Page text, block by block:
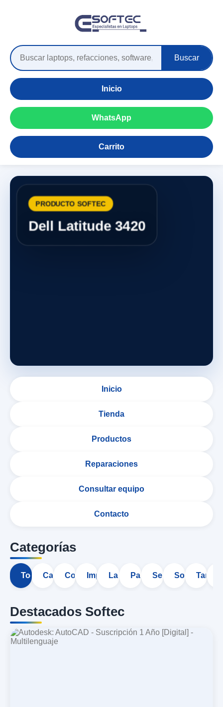
Buscar
Inicio
WhatsApp
Carrito
Dell Latitude 3420
Inicio
Tienda
Productos
Reparaciones
Consultar equipo
Contacto
Categorías
Todo CargadoresComputadoras de Escritorio
Impresoras Multifuncionales
LaptopsPantallasServiciosSoftware
Destacados Softec